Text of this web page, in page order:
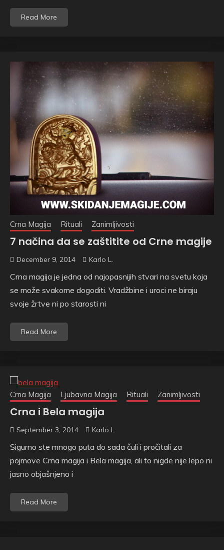
Read More
Crna Magija Rituali Zanimljivosti
7 načina da se zaštitite od Crne magije
December 9, 2014 Karlo L.
Crna magija je jedna od najopasnijih stvari na svetu koja
se može svakome dogoditi. Vradžbine i uroci ne biraju
svoje žrtve ni po starosti ni
Read More
Crna Magija Ljubavna Magija Rituali Zanimljivosti
Crna i Bela magija
September 3, 2014 Karlo L.
Sigurno ste mnogo puta do sada čuli i pročitali za
pojmove Crna magija i Bela magija, ali to nigde nije lepo ni
jasno objašnjeno i
Read More